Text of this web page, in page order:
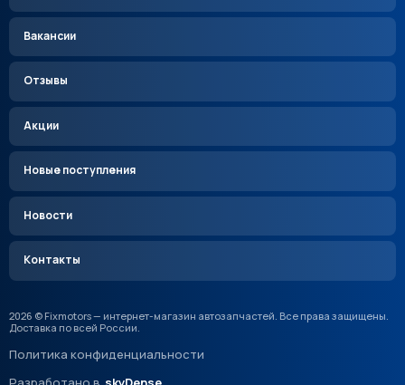
Вакансии
Отзывы
Акции
Новые поступления
Новости
Контакты
2026 © Fixmotors — интернет-магазин автозапчастей. Все права защищены.
Доставка по всей России.
Политика конфиденциальности